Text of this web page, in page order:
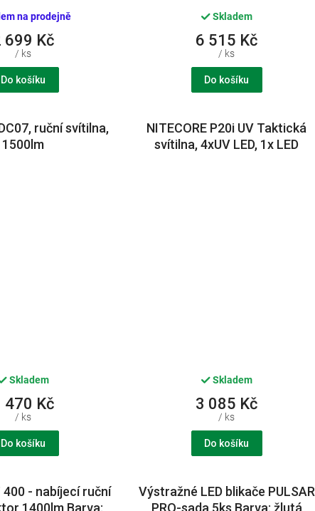
na prodejně
699 Kč
/ ks
Do košíku
Skladem
6 515 Kč
/ ks
Do košíku
ruční svítilna,
1500lm
Skladem
470 Kč
/ ks
Do košíku
NITECORE P20i UV Taktická
svítilna, 4xUV LED, 1x LED
Skladem
3 085 Kč
/ ks
Do košíku
400 - nabíjecí ruční
1400lm Barva:
Výstražné LED blikače PULSAR
PRO-sada 5ks Barva: žlutá